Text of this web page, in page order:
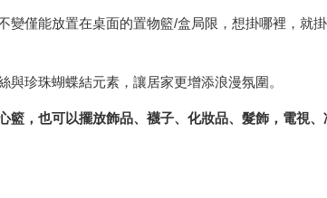
僅能放置在桌面的置物籃/盒局限，想掛哪裡，就
珍珠蝴蝶結元素，讓居家更增添浪漫氛圍。
籃，也可以擺放飾品、襪子、化妝品、髮飾，電視